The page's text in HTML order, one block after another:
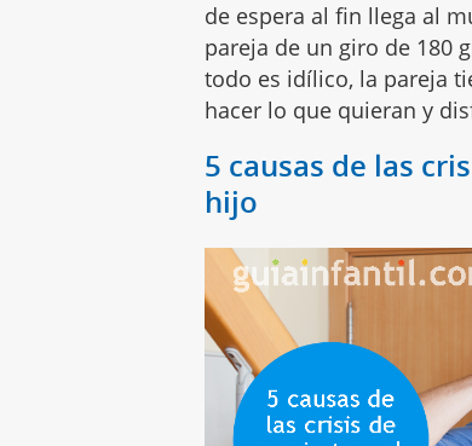
de espera al fin llega al
pareja de un giro de 180
todo es idílico, la pareja
hacer lo que quieran y
5 causas de las
hijo